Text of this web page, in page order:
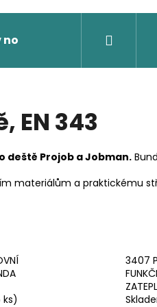
Výprodej
EN 343
deště Projob a Jobman.
materiálům a praktickému
ks)
3407
BUNDA,